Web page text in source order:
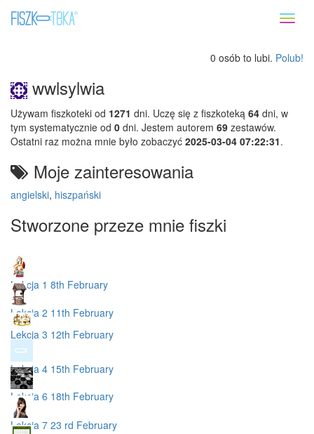
0 osób to lubi. Polub!
wwlsylwia
Używam fiszkoteki od 1271 dni. Uczę się z fiszkoteką 64 dni, w
tym systematycznie od 0 dni. Jestem autorem 69 zestawów.
Ostatni raz można mnie było zobaczyć 2025-03-04 07:22:31.
Moje zainteresowania
angielski, hiszpański
Stworzone przeze mnie fiszki
Lekcja 1 8th February
Lekcja 2 11th February
Lekcja 3 12th February
Lekcja 4 15th February
Lekcja 6 18th February
Lekcja 7 23 rd February